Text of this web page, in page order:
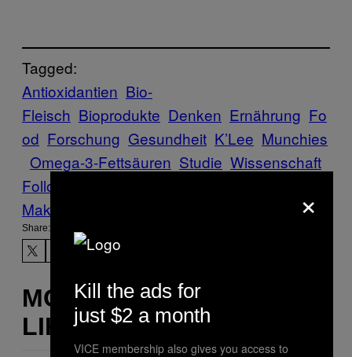
Tagged:
Antioxidantien Bio-
Fleisch Bioprodukte Denken Ernährung Fo
od Forschung Gesundheit K’Lee Munchies
Omega-3-Fettsäuren Studie Wissenschaft
Follow Us On Discover
Make Us Preferred In Top Stories
Share:
MORE
LIKE THIS
×
Kill the ads for
just $2 a month
VICE membership also gives you access to